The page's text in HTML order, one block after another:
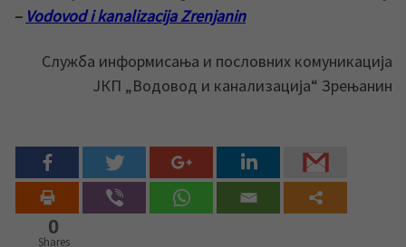
– Vodovod i kanalizacija Zrenjanin
Служба информисања и пословних комуникација
ЈКП „Водовод и канализација“ Зрењанин
0
Shares